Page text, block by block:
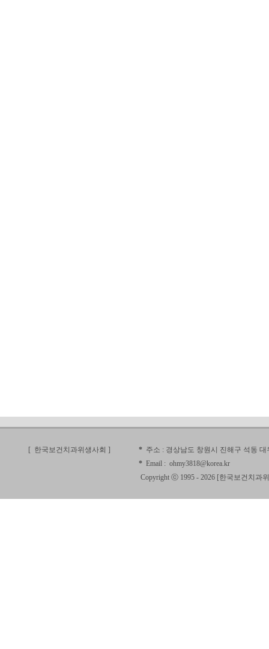
[ 한국보건치과위생사회 ] * 주소 : 경상남도 창원시 진해구 석동 대
* Email : ohmy3818@korea.kr
Copyright ⓒ 1995 - 2026 [한국보건치과